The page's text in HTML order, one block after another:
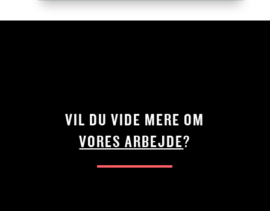
VIL DU VIDE MERE OM
VORES ARBEJDE?